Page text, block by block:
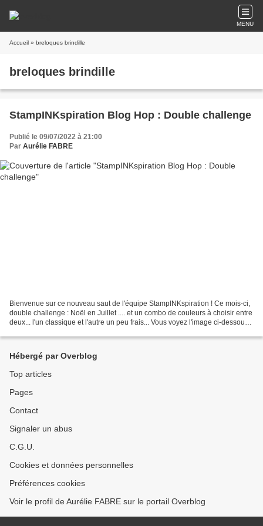
MENU
Accueil » breloques brindille
breloques brindille
StampINKspiration Blog Hop : Double challenge
Publié le 09/07/2022 à 21:00
Par Aurélie FABRE
Bienvenue sur ce nouveau saut de l'équipe StampINKspiration ! Ce mois-ci,
double challenge : Noël en Juillet .... et un combo de couleurs à choisir entre
deux... l'un classique et l'autre un peu frais... Vous voyez l'image ci-dessous,
Hébergé par Overblog
Top articles
Pages
Contact
Signaler un abus
C.G.U.
Cookies et données personnelles
Préférences cookies
Voir le profil de Aurélie FABRE sur le portail Overblog